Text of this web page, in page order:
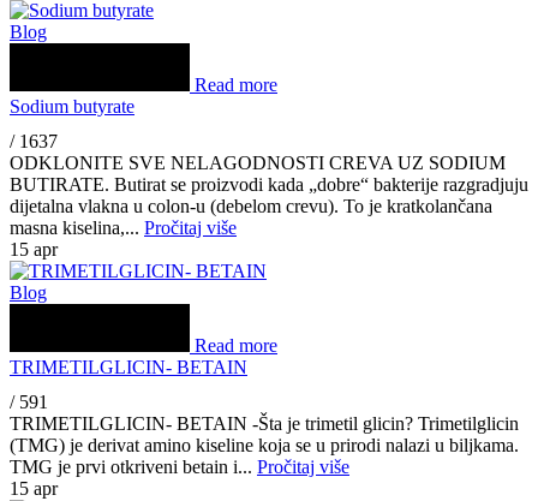
Blog
Read more
Sodium butyrate
/ 1637
ODKLONITE SVE NELAGODNOSTI CREVA UZ SODIUM
BUTIRATE. Butirat se proizvodi kada „dobre“ bakterije razgradjuju
dijetalna vlakna u colon-u (debelom crevu). To je kratkolančana
masna kiselina,... Pročitaj više
15 apr
Blog
Read more
TRIMETILGLICIN- BETAIN
/ 591
TRIMETILGLICIN- BETAIN -Šta je trimetil glicin? Trimetilglicin
(TMG) je derivat amino kiseline koja se u prirodi nalazi u biljkama.
TMG je prvi otkriveni betain i... Pročitaj više
15 apr